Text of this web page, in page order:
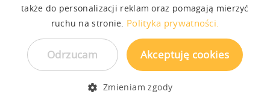
DREWNO I CZERŃ TO DUET PERFEKCYJNY
także do personalizacji reklam oraz pomagają mierzyć
ruchu na stronie. Polityka prywatności.
Akceptuję cookies
Odrzucam
Zmieniam zgody